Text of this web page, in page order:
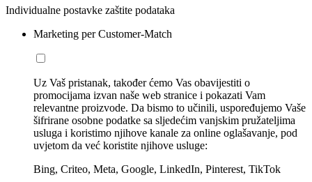
Individualne postavke zaštite podataka
Marketing per Customer-Match
Uz Vaš pristanak, također ćemo Vas obavijestiti o
promocijama izvan naše web stranice i pokazati Vam
relevantne proizvode. Da bismo to učinili, uspoređujemo Vaše
šifrirane osobne podatke sa sljedećim vanjskim pružateljima
usluga i koristimo njihove kanale za online oglašavanje, pod
uvjetom da već koristite njihove usluge:
Bing, Criteo, Meta, Google, LinkedIn, Pinterest, TikTok